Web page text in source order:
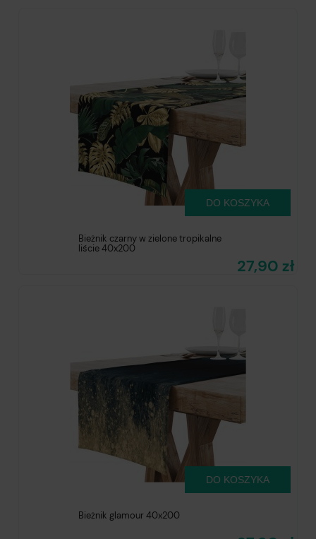
Bieżnik czarny w zielone tropikalne
liście 40x200
27,90 zł
DO KOSZYKA
Bieżnik glamour 40x200
DO KOSZYKA